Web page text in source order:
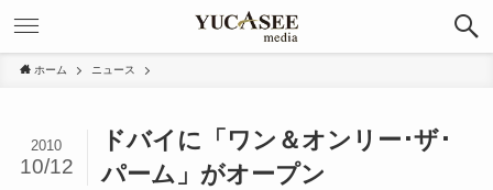
ホーム ニュース
ドバイに「ワン＆オンリー･ザ･
パーム」がオープン
2010
10/12